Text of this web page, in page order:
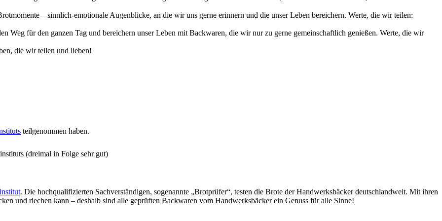
– sinnlich-emotionale Augenblicke, an die wir uns gerne erinnern und die unser Leben bereichern. Werte, die wir teilen:
Weg für den ganzen Tag und bereichern unser Leben mit Backwaren, die wir nur zu gerne gemeinschaftlich genießen. Werte, die wir
die wir teilen und lieben!
teilgenommen haben.
(dreimal in Folge sehr gut)
. Die hochqualifizierten Sachverständigen, sogenannte „Brotprüfer“, testen die Brote der Handwerksbäcker deutschlandweit. Mit ihren
und riechen kann – deshalb sind alle geprüften Backwaren vom Handwerksbäcker ein Genuss für alle Sinne!